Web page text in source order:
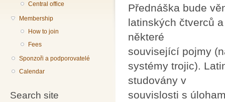
Central office
Membership
How to join
Fees
Sponzoři a podporovatelé
Calendar
Search site
Přednáška bude
latinských čtverců
některé
související pojmy
systémy trojic).
studovány v
souvislosti s